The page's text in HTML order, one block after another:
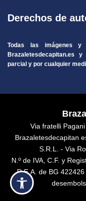
Derechos de
Todas las imágenes y
Brazaletesdecapitan.es
parcial y por cualquier
Via fratelli
Brazaletesdecapitan
S.R.L. - Via
N.º de IVA, C.F. y
R.E.A. de BG